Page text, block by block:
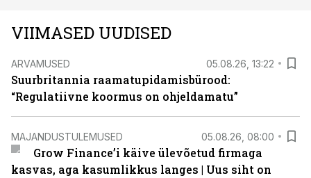
VIIMASED UUDISED
ARVAMUSED 05.08.26, 13:22
Suurbritannia raamatupidamisbürood:
“Regulatiivne koormus on ohjeldamatu”
MAJANDUSTULEMUSED 05.08.26, 08:00
Grow Finance’i käive ülevõetud firmaga
kasvas, aga kasumlikkus langes | Uus siht on